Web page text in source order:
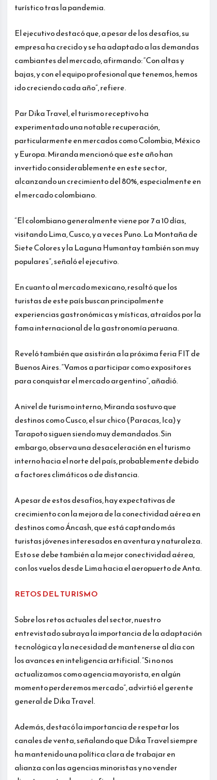
turístico tras la pandemia.
El ejecutivo destacó que, a pesar de los desafíos, su
empresa ha crecido y se ha adaptado a las demandas
cambiantes del mercado, afirmando: “Con altas y
bajas, y con el equipo profesional que tenemos, hemos
ido creciendo cada año”, refiere.
Par Dika Travel, el turismo receptivo ha
experimentado una notable recuperación,
particularmente en mercados como Colombia, México
y Europa. Miranda mencionó que este año han
invertido considerablemente en este sector,
alcanzando un crecimiento del 80%, especialmente en
el mercado colombiano.
“El colombiano generalmente viene por 7 a 10 días,
visitando Lima, Cusco, y a veces Puno. La Montaña de
Siete Colores y la Laguna Humantay también son muy
populares”, señaló el ejecutivo.
En cuanto al mercado mexicano, resaltó que los
turistas de este país buscan principalmente
experiencias gastronómicas y místicas, atraídos por la
fama internacional de la gastronomía peruana.
Reveló también que asistirán a la próxima feria FIT de
Buenos Aires. “Vamos a participar como expositores
para conquistar el mercado argentino”, añadió.
A nivel de turismo interno, Miranda sostuvo que
destinos como Cusco, el sur chico (Paracas, Ica) y
Tarapoto siguen siendo muy demandados. Sin
embargo, observa una desaceleración en el turismo
interno hacia el norte del país, probablemente debido
a factores climáticos o de distancia.
A pesar de estos desafíos, hay expectativas de
crecimiento con la mejora de la conectividad aérea en
destinos como Áncash, que está captando más
turistas jóvenes interesados en aventura y naturaleza.
Esto se debe también a la mejor conectividad aérea,
con los vuelos desde Lima hacia el aeropuerto de Anta.
RETOS DEL TURISMO
Sobre los retos actuales del sector, nuestro
entrevistado subraya la importancia de la adaptación
tecnológica y la necesidad de mantenerse al día con
los avances en inteligencia artificial. “Si no nos
actualizamos como agencia mayorista, en algún
momento perderemos mercado”, advirtió el gerente
general de Dika Travel.
Además, destacó la importancia de respetar los
canales de venta, señalando que Dika Travel siempre
ha mantenido una política clara de trabajar en
alianza con las agencias minoristas y no vender